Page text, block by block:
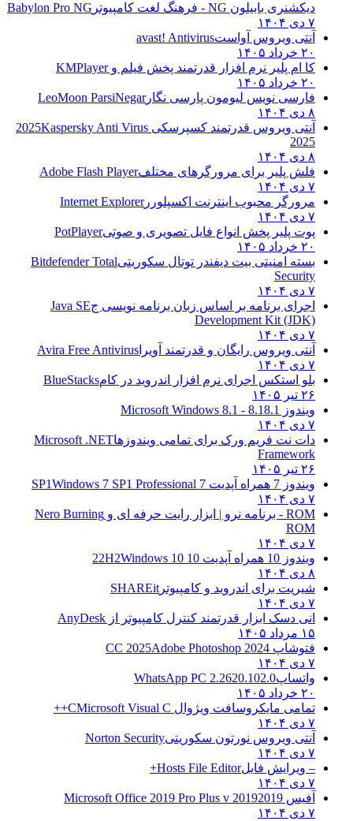
دیکشنری بابیلون NG - فرهنگ لغت کامپیوتر
Babylon Pro NG
۷ دی ۱۴۰۴
آنتی ویروس آواستavast! Antivirus
۲۰ خرداد ۱۴۰۵
کا ام پلیر نرم افزار قدرتمند پخش فیلم وKMPlayer
۲۰ خرداد ۱۴۰۵
فارسی نویس لیومون پارسی نگارLeoMoon ParsiNegar
۸ دی ۱۴۰۴
آنتی ویروس قدرتمند کسپرسکی 2025 Kaspersky Anti Virus
2025
۸ دی ۱۴۰۴
فلش پلیر برای مرورگرهای مختلفAdobe Flash Player
۷ دی ۱۴۰۴
مرورگر محبوب اینترنت اکسپلوررInternet Explorer
۷ دی ۱۴۰۴
پوت پلیر پخش انواع فایل تصویری و صوتیPotPlayer
۲۰ خرداد ۱۴۰۵
بسته امنیتی بیت دیفندر توتال سکوریتیBitdefender Total
Security
۷ دی ۱۴۰۴
اجرای برنامه بر اساس زبان برنامه نویسی جJava SE
Development Kit (JDK)
۷ دی ۱۴۰۴
آنتی ویروس رایگان و قدرتمند آویرا Avira Free Antivirus
۷ دی ۱۴۰۴
بلو استکس اجرای نرم افزار اندروید در کامBlueStacks
۲۶ تیر ۱۴۰۵
ویندوز 8.1
8.1 - Microsoft Windows 8.1
۷ دی ۱۴۰۴
دات نت فریم ورک برای تمامی ویندوزهاMicrosoft .NET
Framework
۲۶ تیر ۱۴۰۵
ویندوز 7 همراه آپدیت 7 SP1
Windows 7 SP1 Professional
۷ دی ۱۴۰۴
ROM - برنامه نرو | ابزار رایت حرفه ای و
Nero Burning
ROM
۷ دی ۱۴۰۴
ویندوز 10 همراه آپدیت 10 22H2
Windows 10
۸ دی ۱۴۰۴
شیریت برای اندروید و کامپیوتر SHAREit
۷ دی ۱۴۰۴
انی دسک ابزار قدرتمند کنترل کامپیوتر از AnyDesk
۱۵ مرداد ۱۴۰۵
فتوشاپ CC 2025 Adobe Photoshop 2024
۷ دی ۱۴۰۴
واتساپWhatsApp PC 2.2620.102.0
۲۰ خرداد ۱۴۰۵
تمامی مایکروسافت ویژوال C Microsoft Visual C++
۷ دی ۱۴۰۴
آنتی ویروس نورتون سکوریتیNorton Security
۷ دی ۱۴۰۴
– ویرایش فایلHosts File Editor+
۷ دی ۱۴۰۴
آفیس 2019 2019 Microsoft Office 2019 Pro Plus v
۷ دی ۱۴۰۴